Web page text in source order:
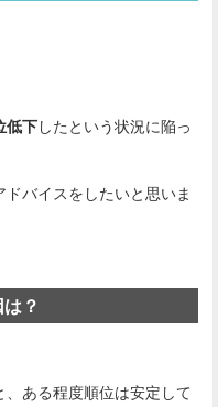
低下したという状況に陥っ
バイスをしたいと思いま
？
ある程度順位は安定して